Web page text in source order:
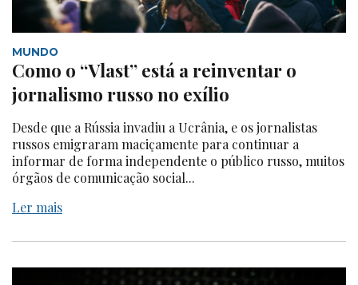
MUNDO
Como o “Vlast” está a reinventar o
jornalismo russo no exílio
Desde que a Rússia invadiu a Ucrânia, e os jornalistas
russos emigraram maciçamente para continuar a
informar de forma independente o público russo, muitos
órgãos de comunicação social...
Ler mais